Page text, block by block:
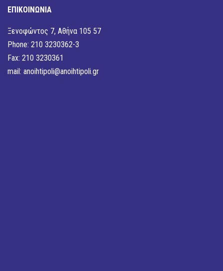
ΕΠΙΚΟΙΝΩΝΙΑ
Ξενοφώντος 7, Αθήνα 105 57
Phone: 210 3230362-3
Fax: 210 3230361
mail: anoihtipoli@anoihtipoli.gr